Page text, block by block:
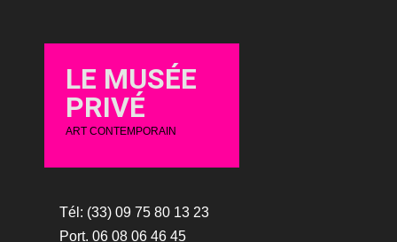
LE MUSÉE
PRIVÉ
ART CONTEMPORAIN
Tél: (33) 09 75 80 13 23
Port. 06 08 06 46 45